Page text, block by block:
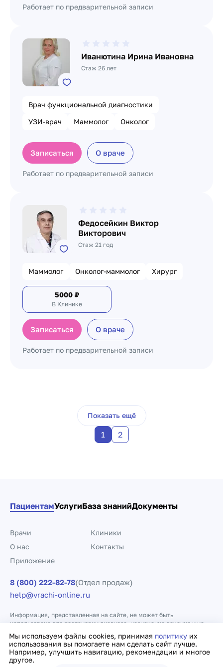
Работает по предварительной записи
Иванютина Ирина Ивановна
Стаж 26 лет
Врач функциональной диагностики
УЗИ-врач
Маммолог Онколог
Записаться О враче
Работает по предварительной записи
Федосейкин Виктор
Викторович
Стаж 21 год
Маммолог Онколог-маммолог Хирург
5000 ₽
В Клинике
Записаться О враче
Работает по предварительной записи
Пагинация по
Показать ещё
1 2
Мы используем файлы cookies, принимая политику их
использования вы помогаете нам сделать сайт лучше.
Например, улучшить навигацию, рекомендации и многое
другое.
ПациентамУслугиБаза знанийДокументы
Врачи
Клиники
О нас
Контакты
Приложение
8 (800) 222-82-78(Отдел продаж)
help@vrachi-online.ru
Информация, представленная на сайте, не может быть
использована для постановки диагноза, назначения лечения и не
заменяет прием врача.
Политика конфиденциальности Договор оферты